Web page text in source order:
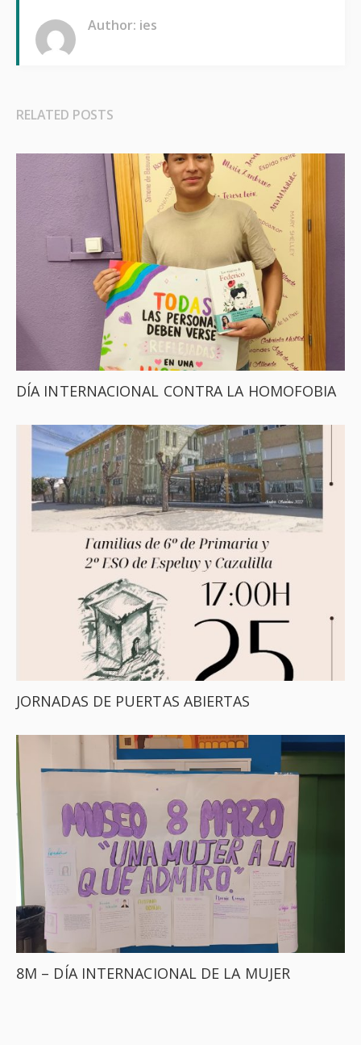
Author: ies
RELATED POSTS
DÍA INTERNACIONAL CONTRA LA HOMOFOBIA
JORNADAS DE PUERTAS ABIERTAS
8M – DÍA INTERNACIONAL DE LA MUJER